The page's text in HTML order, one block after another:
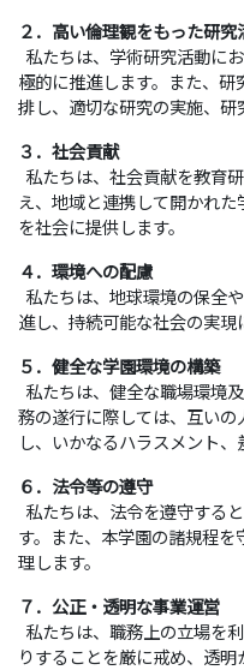
２．高い倫理観をもった研究
私たちは、学術研究活動に
極的に推進します。また、
排し、適切な研究の実施、研
３．社会貢献
私たちは、社会貢献を教育
え、地域と連携して開かれ
を社会に提供します。
４．環境への配慮
私たちは、地球環境の保全
進し、持続可能な社会の実現
５．健全な学園環境の構築
私たちは、健全な職場環境
務の遂行に際しては、互い
し、いかなるハラスメント、
６．法令等の遵守
私たちは、法令を遵守する
す。また、本学園の諸規程
理します。
７．公正・透明な事業運営
私たちは、職務上の立場を
りすることを厳に戒め、透明